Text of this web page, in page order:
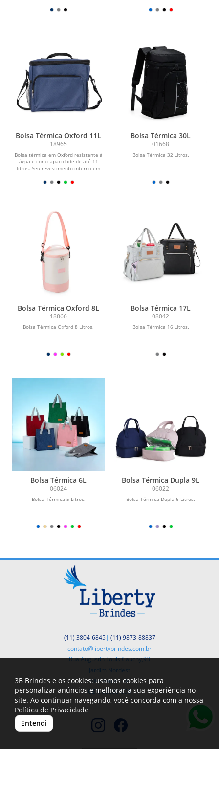
Bolsa Térmica Oxford 11L
18965
Bolsa térmica em Oxford resistente à
água e com capacidade de até 11
litros. Seu revestimento interno em
Bolsa Térmica 30L
01668
Bolsa Térmica 32 Litros.
Bolsa Térmica Oxford 8L
18866
Bolsa Térmica Oxford 8 Litros.
Bolsa Térmica 17L
08042
Bolsa Térmica 16 Litros.
Bolsa Térmica 6L
06024
Bolsa Térmica 5 Litros.
Bolsa Térmica Dupla 9L
06022
Bolsa Térmica Dupla 6 Litros.
(11) 3804-6845| (11) 9873-88837
contato@libertybrindes.com.br
Rua Augustin Louis Cauchy,93
Jardim Nordest
São Paulo - SP
CEP: 03690-050
3B Brindes e os cookies: usamos cookies para
personalizar anúncios e melhorar a sua experiência no
site. Ao continuar navegando, você concorda com a nossa
Política de Privacidade
Entendi